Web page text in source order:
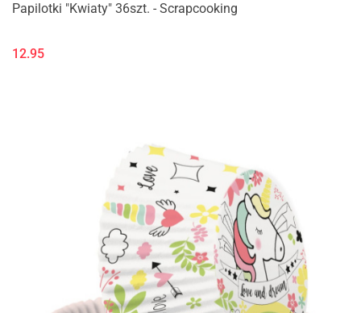
Papilotki "Kwiaty" 36szt. - Scrapcooking
12.95